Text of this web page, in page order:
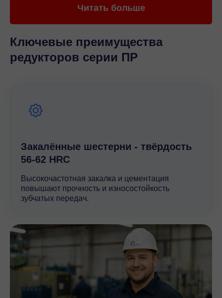
в агрессивных средах. Компактные размеры и легкий
значительных изменений. HA 125 поддерживает
широкий диапазон скоростей и моментов, что делает
его универсальным решением для различных
оборудования и снижают риск поломок, что в
конечном итоге повышает общую эффективность и
Читать больше
Ключевые преимущества
редукторов серии ПР
Закалённые шестерни - твёрдость
56-62 HRC
Высокочастотная закалка и цементация
повышают прочность и износостойкость
зубчатых передач.